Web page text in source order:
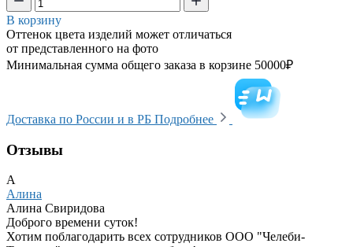
В корзину
Оттенок цвета изделий может отличаться
от представленного на фото
Минимальная сумма общего заказа в корзине 50000₽
Доставка по России и в РБ Подробнее
Отзывы
А
Алина
Алина Свиридова
Доброго времени суток!
Хотим поблагодарить всех сотрудников ООО "Челеби-